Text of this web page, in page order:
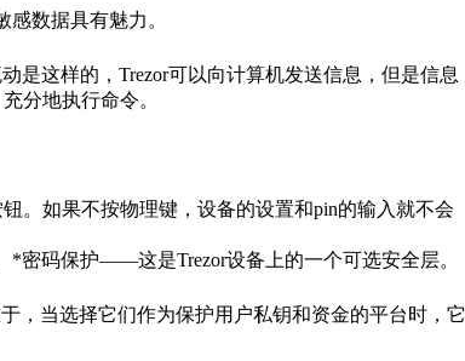
数据具有魅力。
是这样的，Trezor可以向计算机发送信息，但是信息
分地执行命令。
。如果不按物理键，设备的设置和pin的输入就不会
*密码保护——这是Trezor设备上的一个可选安全层。
，当选择它们作为保护用户私钥和资金的平台时，它